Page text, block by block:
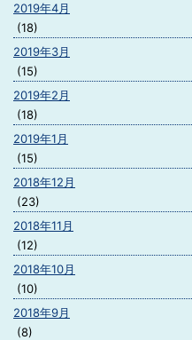
2019年4月
(18)
2019年3月
(15)
2019年2月
(18)
2019年1月
(15)
2018年12月
(23)
2018年11月
(12)
2018年10月
(10)
2018年9月
(8)